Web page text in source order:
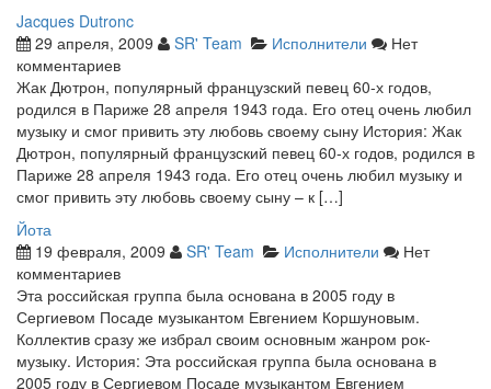
Jacques Dutronc
29 апреля, 2009
SR' Team Исполнители
Нет
комментариев
Жак Дютрон, популярный французский певец 60-х годов,
родился в Париже 28 апреля 1943 года. Его отец очень любил
музыку и смог привить эту любовь своему сыну История: Жак
Дютрон, популярный французский певец 60-х годов, родился в
Париже 28 апреля 1943 года. Его отец очень любил музыку и
смог привить эту любовь своему сыну – к […]
Йота
19 февраля, 2009
SR' Team Исполнители
Нет
комментариев
Эта российская группа была основана в 2005 году в
Сергиевом Посаде музыкантом Евгением Коршуновым.
Коллектив сразу же избрал своим основным жанром рок-
музыку. История: Эта российская группа была основана в
2005 году в Сергиевом Посаде музыкантом Евгением